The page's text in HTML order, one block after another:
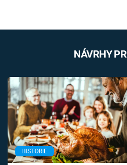
NÁVRHY
HISTORIE